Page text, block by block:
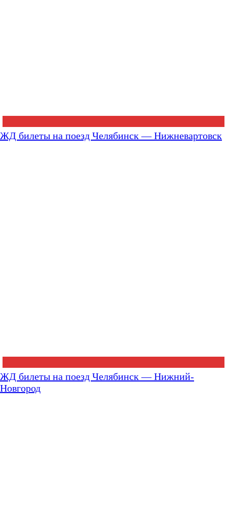
ЖД билеты на поезд Челябинск — Нижневартовск
ЖД билеты на поезд Челябинск — Нижний-
Новгород